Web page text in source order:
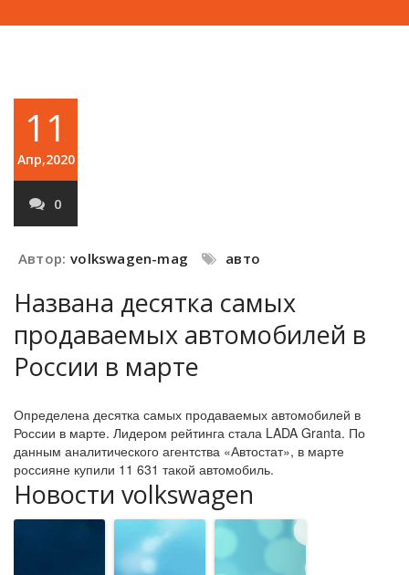
11
Апр,2020
0
Автор: volkswagen-mag авто
Названа десятка самых
продаваемых автомобилей в
России в марте
Определена десятка самых продаваемых автомобилей в
России в марте. Лидером рейтинга стала LADA Granta. По
данным аналитического агентства «Автостат», в марте
россияне купили 11 631 такой автомобиль.
Новости volkswagen